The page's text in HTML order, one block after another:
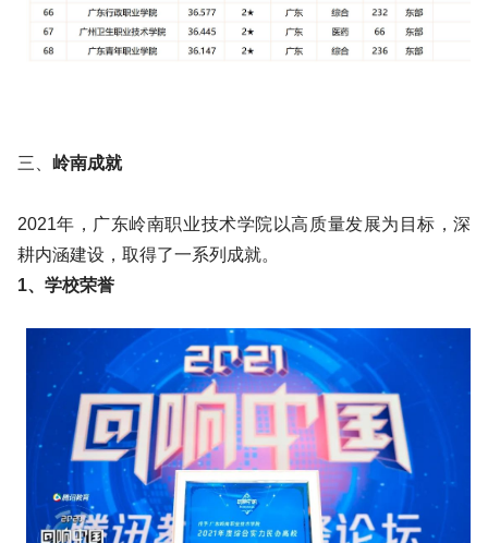
三、 岭南成就
2021年，广东岭南职业技术学院以高质量发展为目标，深
耕内涵建设，取得了一系列成就。
1、学校荣誉